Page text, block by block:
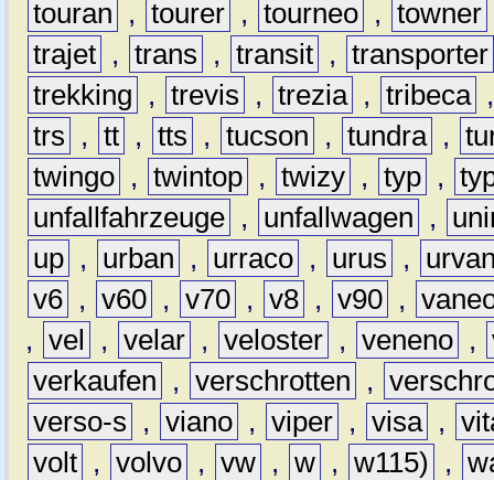
touran , tourer , tourneo , towner
trajet , trans , transit , transporter
trekking
, trevis , trezia , tribeca
trs
, tt , tts , tucson , tundra ,
twingo , twintop , twizy , typ ,
unfallfahrzeuge , unfallwagen ,
up , urban , urraco , urus ,
v6 , v60 , v70 , v8 , v90 ,
, vel , velar , veloster , veneno ,
verkaufen
, verschrotten ,
verso-s
, viano , viper , visa ,
volt , volvo , vw , w , w115) ,